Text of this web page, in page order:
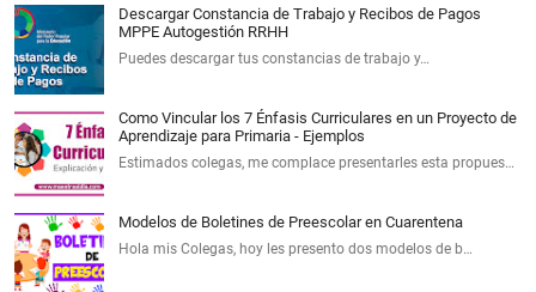
Descargar Constancia de Trabajo y Recibos de Pagos
MPPE Autogestión RRHH
Puedes descargar tus constancias de trabajo y…
Como Vincular los 7 Énfasis Curriculares en un Proyecto de
Aprendizaje para Primaria - Ejemplos
Estimados colegas, me complace presentarles esta propues…
Modelos de Boletines de Preescolar en Cuarentena
Hola mis Colegas, hoy les presento dos modelos de b…